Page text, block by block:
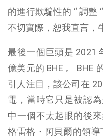
的進行欺騙性的 “ 調整
不切實際，恕我直言，
最後一個巨頭是 2021
億美元的 BHE 。 BHE
引人注目，該公司在
電，當時它只是被認
中一個不太起眼的後
格雷格・阿貝爾的領導